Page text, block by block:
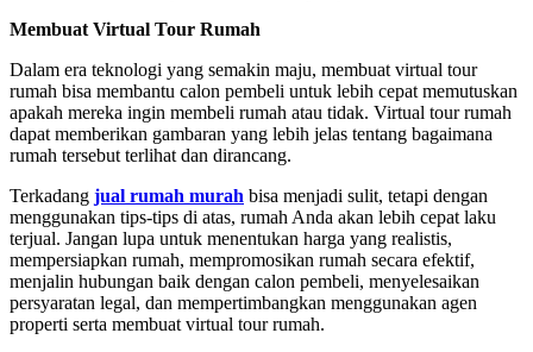
Membuat Virtual Tour Rumah
Dalam era teknologi yang semakin maju, membuat virtual tour
rumah bisa membantu calon pembeli untuk lebih cepat memutuskan
apakah mereka ingin membeli rumah atau tidak. Virtual tour rumah
dapat memberikan gambaran yang lebih jelas tentang bagaimana
rumah tersebut terlihat dan dirancang.
Terkadang jual rumah murah bisa menjadi sulit, tetapi dengan
menggunakan tips-tips di atas, rumah Anda akan lebih cepat laku
terjual. Jangan lupa untuk menentukan harga yang realistis,
mempersiapkan rumah, mempromosikan rumah secara efektif,
menjalin hubungan baik dengan calon pembeli, menyelesaikan
persyaratan legal, dan mempertimbangkan menggunakan agen
properti serta membuat virtual tour rumah.